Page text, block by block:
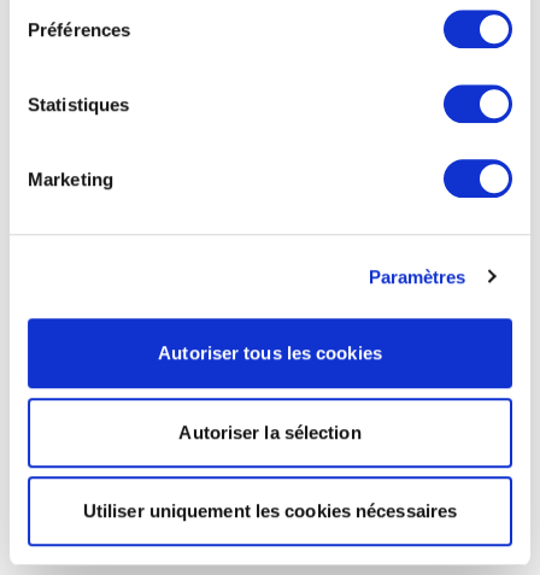
Préférences
Statistiques
Marketing
Paramètres
Autoriser tous les cookies
Autoriser la sélection
Utiliser uniquement les cookies nécessaires